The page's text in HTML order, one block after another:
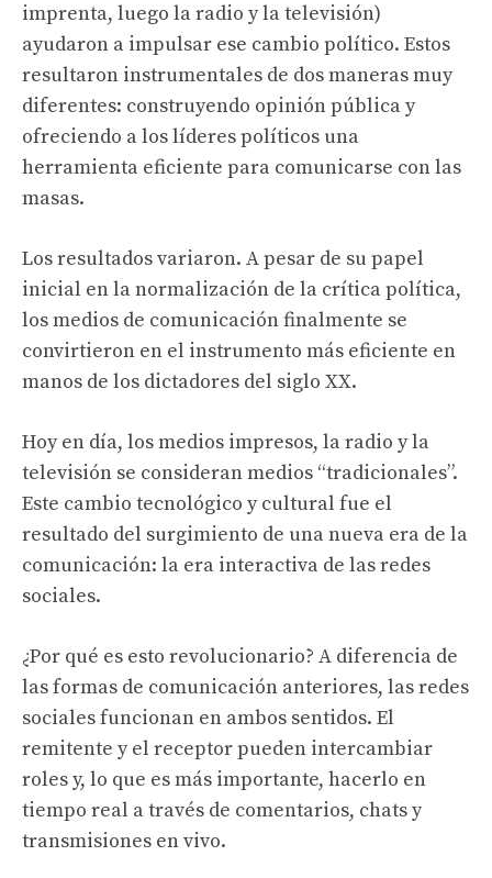
imprenta, luego la radio y la televisión)
ayudaron a impulsar ese cambio político. Estos
resultaron instrumentales de dos maneras muy
diferentes: construyendo opinión pública y
ofreciendo a los líderes políticos una
herramienta eficiente para comunicarse con las
masas.
Los resultados variaron. A pesar de su papel
inicial en la normalización de la crítica política,
los medios de comunicación finalmente se
convirtieron en el instrumento más eficiente en
manos de los dictadores del siglo XX.
Hoy en día, los medios impresos, la radio y la
televisión se consideran medios “tradicionales”.
Este cambio tecnológico y cultural fue el
resultado del surgimiento de una nueva era de la
comunicación: la era interactiva de las redes
sociales.
¿Por qué es esto revolucionario? A diferencia de
las formas de comunicación anteriores, las redes
sociales funcionan en ambos sentidos. El
remitente y el receptor pueden intercambiar
roles y, lo que es más importante, hacerlo en
tiempo real a través de comentarios, chats y
transmisiones en vivo.